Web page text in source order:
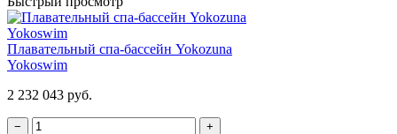
Плавательный спа-бассейн Yokozuna
Yokoswim
2 232 043 руб.
−
+